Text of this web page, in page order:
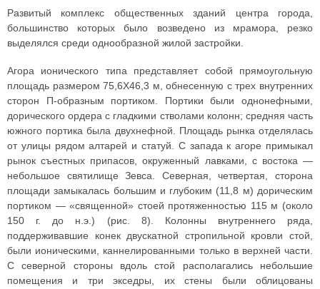
Развитый комплекс общественных зданий центра города,
большинство которых было возведено из мрамора, резко
выделялся среди однообразной жилой застройки.
Агора ионического типа представляет собой прямоугольную
площадь размером 75,6X46,3 м, обнесенную с трех внутренних
сторон П-образным портиком. Портики были однонефными,
дорического ордера с гладкими стволами колонн; средняя часть
южного портика была двухнефной. Площадь рынка отделялась
от улицы рядом алтарей и статуй. С запада к агоре примыкал
рынок съестных припасов, окруженный лавками, с востока —
небольшое святилище Зевса. Северная, четвертая, сторона
площади замыкалась большим и глубоким (11,8 м) дорическим
портиком — «священной» стоей протяженностью 115 м (около
150 г. до н.э.) (рис. 8). Колонны внутреннего ряда,
поддерживавшие конек двускатной стропильной кровли стой,
были ионическими, каннелированными только в верхней части.
С северной стороны вдоль стой располагались небольшие
помещения и три экседры, их стены были облицованы